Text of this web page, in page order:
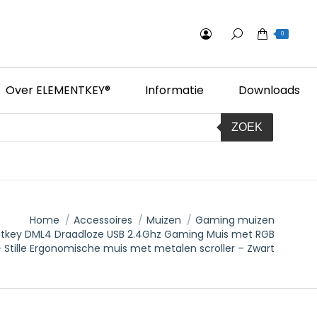
0
Over ELEMENTKEY® Informatie Downloads
ZOEK
Home Accessoires Muizen
Gaming muizen
DML4 Draadloze USB 2.4Ghz Gaming Muis met RGB
Ergonomische muis met metalen scroller – Zwart